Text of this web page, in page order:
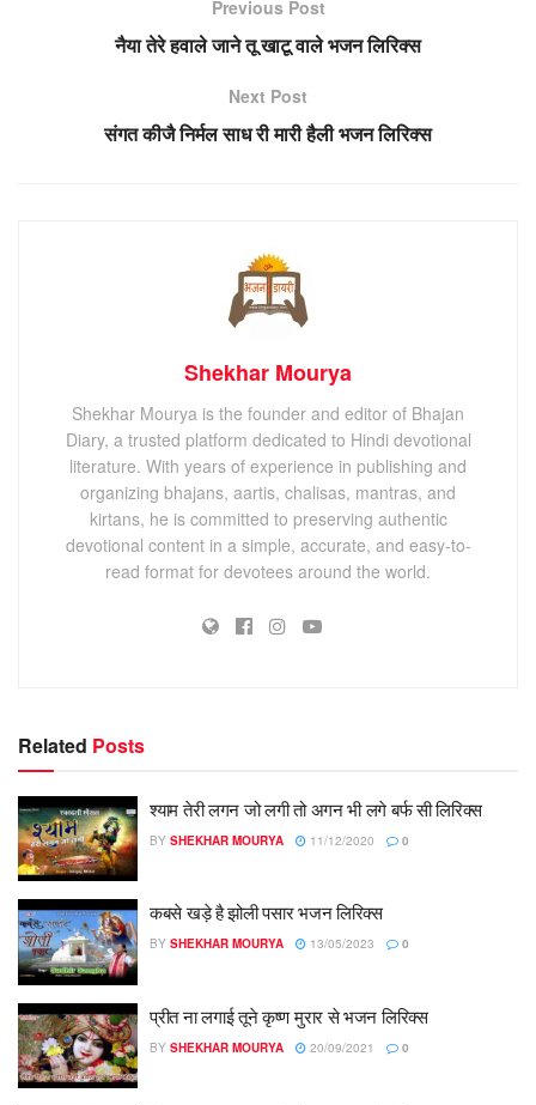
Previous Post
नैया तेरे हवाले जाने तू खाटू वाले भजन लिरिक्स
Next Post
संगत कीजै निर्मल साध री मारी हैली भजन लिरिक्स
Shekhar Mourya
Shekhar Mourya is the founder and editor of Bhajan
Diary, a trusted platform dedicated to Hindi devotional
literature. With years of experience in publishing and
organizing bhajans, aartis, chalisas, mantras, and
kirtans, he is committed to preserving authentic
devotional content in a simple, accurate, and easy-to-
read format for devotees around the world.
Related Posts
श्याम तेरी लगन जो लगी तो अगन भी लगे बर्फ सी लिरिक्स
BY SHEKHAR MOURYA 11/12/2020 0
कबसे खड़े है झोली पसार भजन लिरिक्स
BY SHEKHAR MOURYA 13/05/2023 0
प्रीत ना लगाई तूने कृष्ण मुरार से भजन लिरिक्स
BY SHEKHAR MOURYA 20/09/2021 0